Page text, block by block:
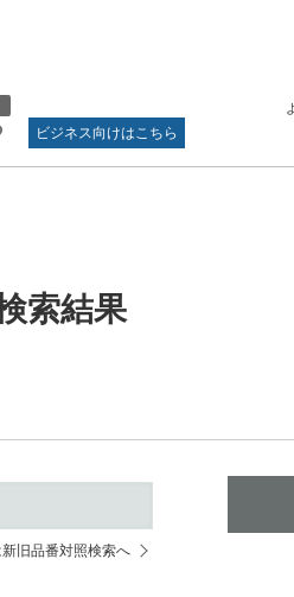
ビジネス向けはこちら
索結果
旧品番対照検索へ